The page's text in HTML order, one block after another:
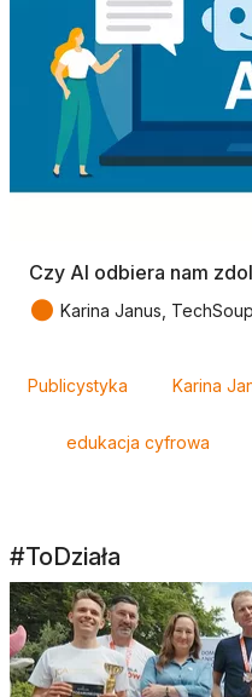
Czy AI odbiera nam
● Karina Janus,
Publicystyka Karina
edukacja cyfrowa
#ToDziała